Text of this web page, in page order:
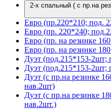
2-х спальный ( с пр.на
Евро (пр.220*210; под.
Евро (пр. 220*240;
Евро (пр. на резинке
Евро (пр. на резинке
Дуэт (под.215*153-2шт;
Дуэт (под.215*153-2шт;
Дуэт (с пр.на резинке
нав.2шт)
Дуэт (с пр.на резинке
нав.2шт.)